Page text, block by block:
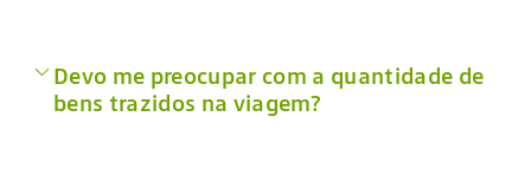
Devo me preocupar com a quantidade de
bens trazidos na viagem?